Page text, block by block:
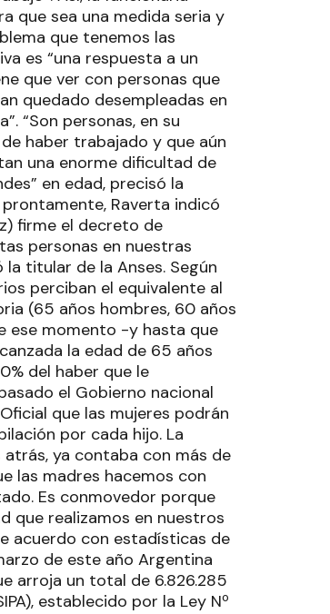
que sea una medida seria y
que tenemos las
es “una respuesta a un
que ver con personas que
quedado desempleadas en
“Son personas, en su
haber trabajado y que aún
una enorme dificultad de
en edad, precisó la
Raverta indicó
firme el decreto de
personas en nuestras
titular de la Anses. Según
perciban el equivalente al
(65 años hombres, 60 años
ese momento -y hasta que
la edad de 65 años
del haber que le
el Gobierno nacional
que las mujeres podrán
por cada hijo. La
ya contaba con más de
las madres hacemos con
Es conmovedor porque
que realizamos en nuestros
acuerdo con estadísticas de
de este año Argentina
arroja un total de 6.826.285
establecido por la Ley Nº